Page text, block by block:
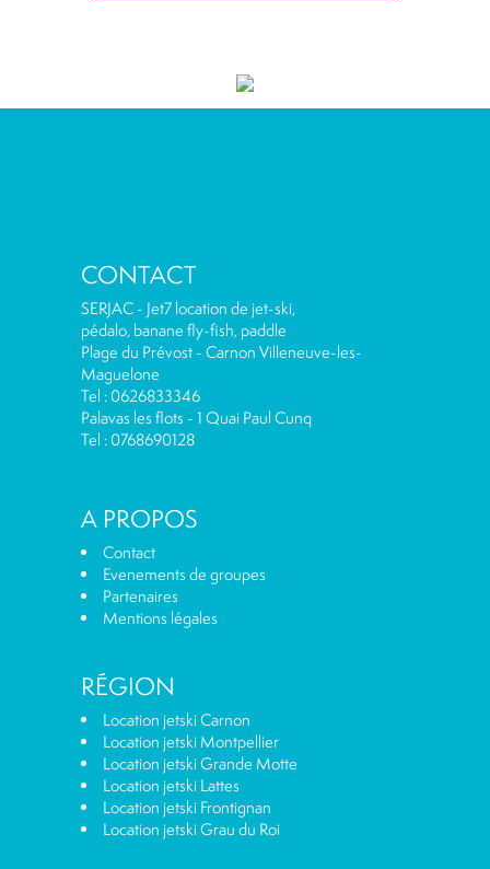
CONTACT
SERJAC - Jet7 location de jet-ski,
pédalo, banane fly-fish, paddle
Plage du Prévost - Carnon Villeneuve-les-
Maguelone
Tel : 0626833346
Palavas les flots - 1 Quai Paul Cunq
Tel : 0768690128
A PROPOS
Contact
Evenements de groupes
Partenaires
Mentions légales
RÉGION
Location jetski Carnon
Location jetski Montpellier
Location jetski Grande Motte
Location jetski Lattes
Location jetski Frontignan
Location jetski Grau du Roi